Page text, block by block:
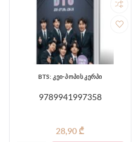
BTS: კეი-პოპის კერპი
9789941997358
28,90 ₾